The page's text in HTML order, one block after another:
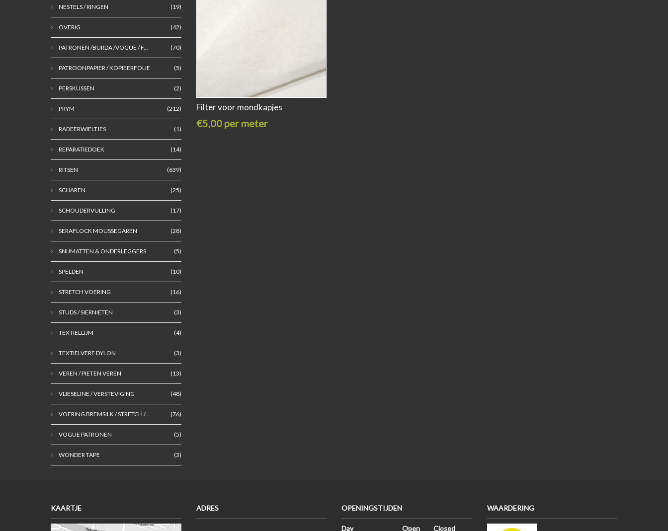
NESTELS / RINGEN (19)
OVERIG (42)
PATRONEN /BURDA /VOGUE / F... (70)
PATROONPAPIER / KOPIEERFOLIE (5)
PERSKUSSEN (2)
PRYM (212)
RADEERWIELTJES (1)
REPARATIEDOEK (14)
RITSEN (639)
SCHAREN (25)
SCHOUDERVULLING (17)
SERAFLOCK MOUSSEGAREN (28)
SNIJMATTEN & ONDERLEGGERS (5)
SPELDEN (10)
STRETCH VOERING (16)
STUDS / SIERNIETEN (3)
TEXTIELLIJM (4)
TEXTIELVERF DYLON (3)
VEREN / PIETEN VEREN (13)
VLIESELINE / VERSTEVIGING (48)
VOERING BREMSILK / STRETCH /... (76)
VOGUE PATRONEN (5)
WONDER TAPE (3)
Filter voor mondkapjes
€5,00 per meter
KAARTJE ADRES OPENINGSTIJDEN
Day Open Closed
WAARDERING